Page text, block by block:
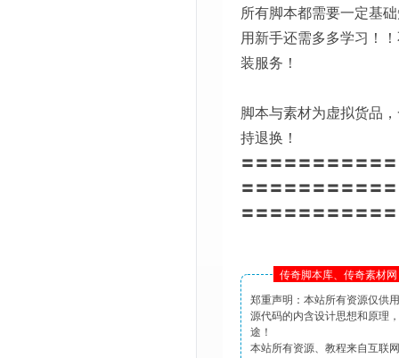
所有脚本都需要一定基
用新手还需多多学习！
装服务！
脚本与素材为虚拟货品
持退换！
〓〓〓〓〓〓〓〓〓〓
〓〓〓〓〓〓〓〓〓〓
〓〓〓〓〓〓〓〓〓〓
传奇脚本库、传奇素材
郑重声明：本站所有资源仅供
源代码的内含设计思想和原理
途！
本站所有资源、教程来自互联